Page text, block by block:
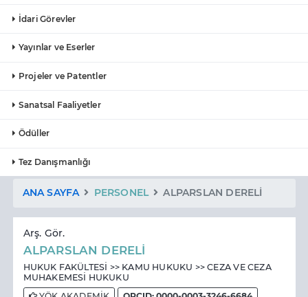
İdari Görevler
Yayınlar ve Eserler
Projeler ve Patentler
Sanatsal Faaliyetler
Ödüller
Tez Danışmanlığı
ANA SAYFA PERSONEL ALPARSLAN DERELİ
Arş. Gör.
ALPARSLAN DERELİ
HUKUK FAKÜLTESİ >> KAMU HUKUKU >> CEZA VE CEZA
MUHAKEMESİ HUKUKU